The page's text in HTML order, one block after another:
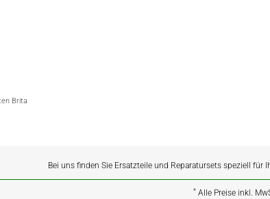
Brita
Bei uns finden Sie Ersatzteile und Reparatursets speziell
* Alle Preise inkl.